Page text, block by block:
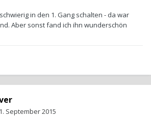
in den 1. Gang schalten - da war
Aber sonst fand ich ihn wunderschön
1. September 2015